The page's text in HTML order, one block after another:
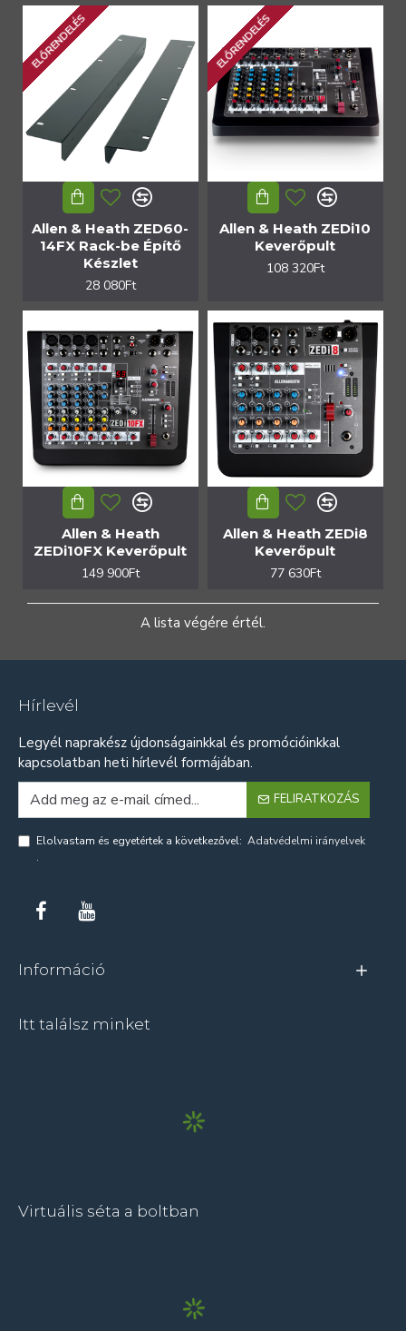
ELŐRENDELÉS
Allen & Heath ZED60-
14FX Rack-be Építő
Készlet
28 080Ft
ELŐRENDELÉS
Allen & Heath ZEDi10
Keverőpult
108 320Ft
Allen & Heath
ZEDi10FX Keverőpult
149 900Ft
Allen & Heath ZEDi8
Keverőpult
77 630Ft
A lista végére értél.
Hírlevél
Legyél naprakész újdonságainkkal és promócióinkkal
kapcsolatban heti hírlevél formájában.
FELIRATKOZÁS
Elolvastam és egyetértek a következővel: Adatvédelmi irányelvek
.
Információ
Itt találsz minket
Virtuális séta a boltban